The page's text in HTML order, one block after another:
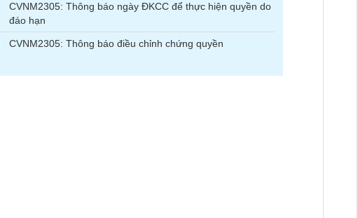
CVNM2305: Thông báo ngày ĐKCC để thực hiện quyền do
đáo hạn
CVNM2305: Thông báo điều chỉnh chứng quyền